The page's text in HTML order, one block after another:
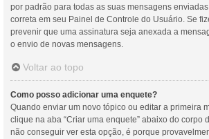
por padrão para todas as suas mensagens
correta em seu Painel de Controle do Usuário. Se
prevenir que uma assinatura seja anexada a
o envio de novas mensagens.
Voltar ao topo
Como posso adicionar uma enquete?
Quando enviar um novo tópico ou editar a primeira
clique na aba “Criar uma enquete” abaixo do corpo
não conseguir ver esta opção, é porque